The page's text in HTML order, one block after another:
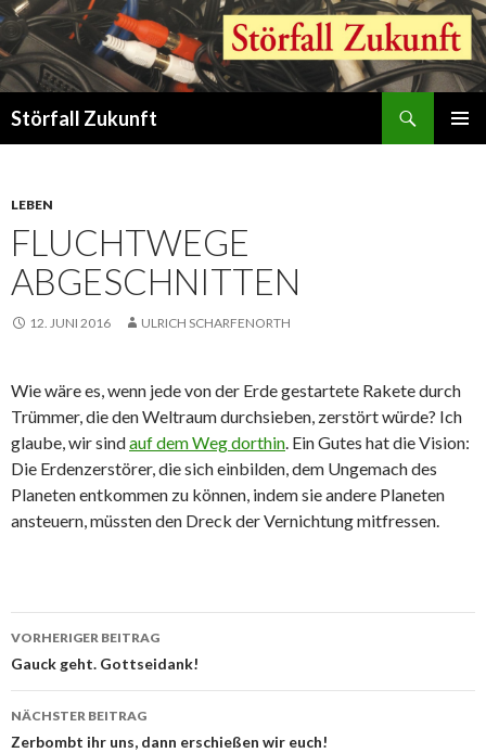
Störfall Zukunft
LEBEN
FLUCHTWEGE
ABGESCHNITTEN
12. JUNI 2016 ULRICH SCHARFENORTH
Wie wäre es, wenn jede von der Erde gestartete Rakete durch
Trümmer, die den Weltraum durchsieben, zerstört würde? Ich
glaube, wir sindauf dem Weg dorthin. Ein Gutes hat die Vision:
Die Erdenzerstörer, die sich einbilden, dem Ungemach des
Planeten entkommen zu können, indem sie andere Planeten
ansteuern, müssten den Dreck der Vernichtung mitfressen.
Beitrags-
Navigation
VORHERIGER BEITRAG
Gauck geht. Gottseidank!
NÄCHSTER BEITRAG
Zerbombt ihr uns, dann erschießen wir euch!